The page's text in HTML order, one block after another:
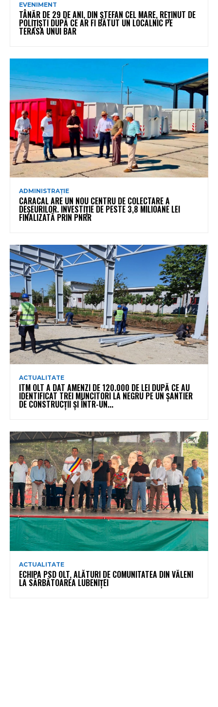
EVENIMENT
TÂNĂR DE 29 DE ANI, DIN ȘTEFAN CEL MARE, REȚINUT DE
POLIȚIȘTI DUPĂ CE AR FI BĂTUT UN LOCALNIC PE
TERASA UNUI BAR
ADMINISTRAȚIE
CARACAL ARE UN NOU CENTRU DE COLECTARE A
DEȘEURILOR. INVESTIȚIE DE PESTE 3,8 MILIOANE LEI
FINALIZATĂ PRIN PNRR
ACTUALITATE
ITM OLT A DAT AMENZI DE 120.000 DE LEI DUPĂ CE AU
IDENTIFICAT TREI MUNCITORI LA NEGRU PE UN ȘANTIER
DE CONSTRUCȚII ȘI ÎNTR-UN...
ACTUALITATE
ECHIPA PSD OLT, ALĂTURI DE COMUNITATEA DIN VĂLENI
LA SĂRBĂTOAREA LUBENIȚEI